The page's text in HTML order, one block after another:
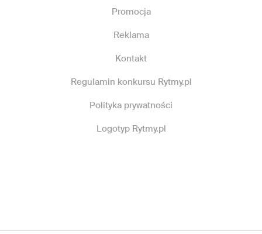
Promocja
Reklama
Kontakt
Regulamin konkursu Rytmy.pl
Polityka prywatności
Logotyp Rytmy.pl